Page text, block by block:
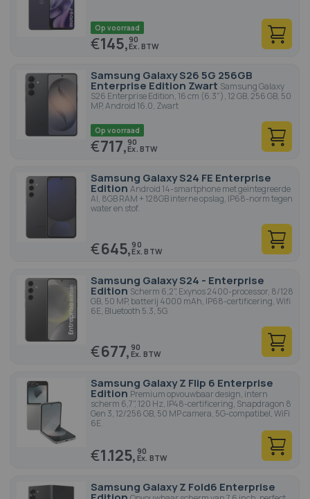
Op voorraad
€145,90
Samsung Galaxy S26 5G 256GB
Enterprise Edition Zwart Samsung Galaxy
S26 Enterprise Edition, 16 cm (6.3"), 12 GB, 256 GB, 50
MP, Android 16.0, Zwart
Op voorraad
€717,90
Samsung Galaxy S24 FE Enterprise
Edition Android 14-smartphone met geïntegreerde
AI, 8GB RAM + 128GB interne opslag, IP68-norm tegen
water en stof.
€645,90
Samsung Galaxy S24 - Enterprise
Edition Scherm 6,2", Exynos 2400-processor, 8/128
GB, 50 MP, batterij 4000 mAh, IP68-certificering, Wifi
6E, Bluetooth 5.3, 5G.
€677, 90
Samsung Galaxy Z Flip 6 Enterprise
Edition Premium opvouwbaar design, intern
scherm 6,7", 120 Hz, IP48-certificering, Snapdragon 8
Gen 3, 12/256 GB, 50 MP camera, 5G-compatibel, WiFi
6E.
€1.125, 90
Samsung Galaxy Z Fold6 Enterprise